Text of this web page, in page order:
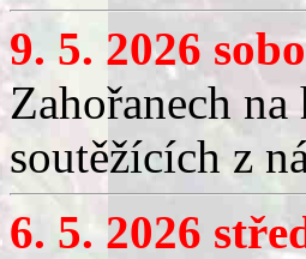
9. 5. 2026
Zahořanech
soutěžících z
6. 5. 2026